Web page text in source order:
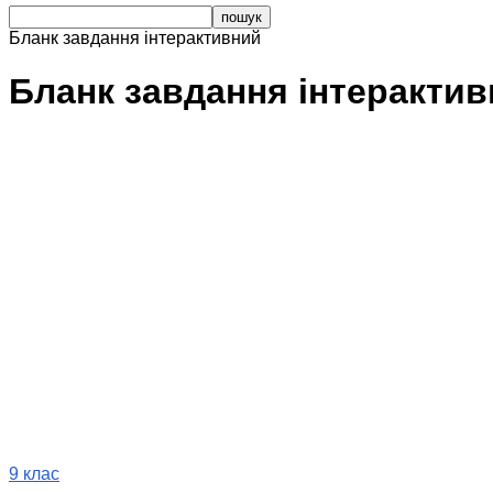
Бланк завдання інтерактивний
Бланк завдання
9 клас